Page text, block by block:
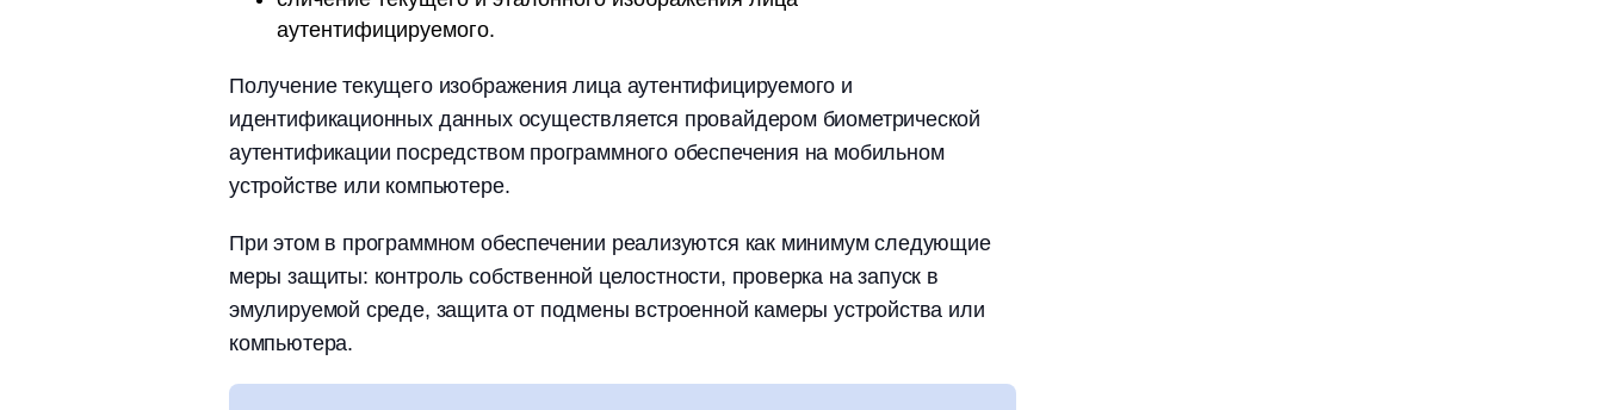
аутентифицируемого.
Получение текущего изображения лица аутентифицируемого и
идентификационных данных осуществляется провайдером биометрической
аутентификации посредством программного обеспечения на мобильном
устройстве или компьютере.
При этом в программном обеспечении реализуются как минимум следующие
меры защиты: контроль собственной целостности, проверка на запуск в
эмулируемой среде, защита от подмены встроенной камеры устройства или
компьютера.